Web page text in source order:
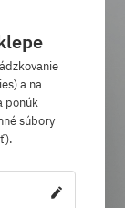
a na
ponúk
súbory